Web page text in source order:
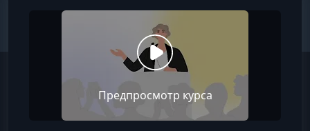
Предпросмотр курса